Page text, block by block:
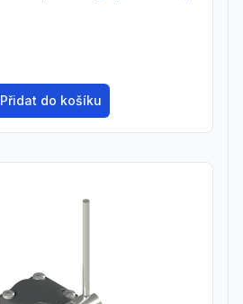
Přidat do košíku